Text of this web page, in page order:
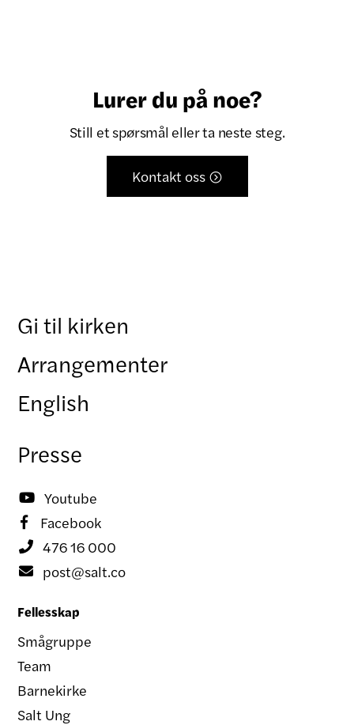
Lurer du på noe?
Still et spørsmål eller ta neste steg.
Kontakt oss 
Gi til kirken
Arrangementer
English
Presse
 Youtube
 Facebook
 476 16 000
 post@salt.co
Fellesskap
Smågruppe
Team
Barnekirke
Salt Ung